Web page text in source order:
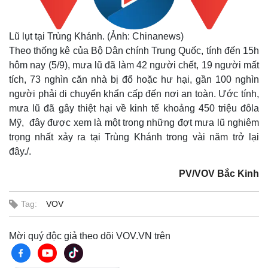
Lũ lụt tại Trùng Khánh. (Ảnh: Chinanews)
Theo thống kê của Bộ Dân chính Trung Quốc, tính đến 15h
hôm nay (5/9), mưa lũ đã làm 42 người chết, 19 người mất
tích, 73 nghìn căn nhà bị đổ hoặc hư hại, gần 100 nghìn
người phải di chuyển khẩn cấp đến nơi an toàn. Ước tính,
mưa lũ đã gây thiệt hại về kinh tế khoảng 450 triệu đôla
Mỹ, đây được xem là một trong những đợt mưa lũ nghiêm
trọng nhất xảy ra tại Trùng Khánh trong vài năm trở lại
đây./.
PV/VOV Bắc Kinh
Tag: VOV
Mời quý độc giả theo dõi VOV.VN trên